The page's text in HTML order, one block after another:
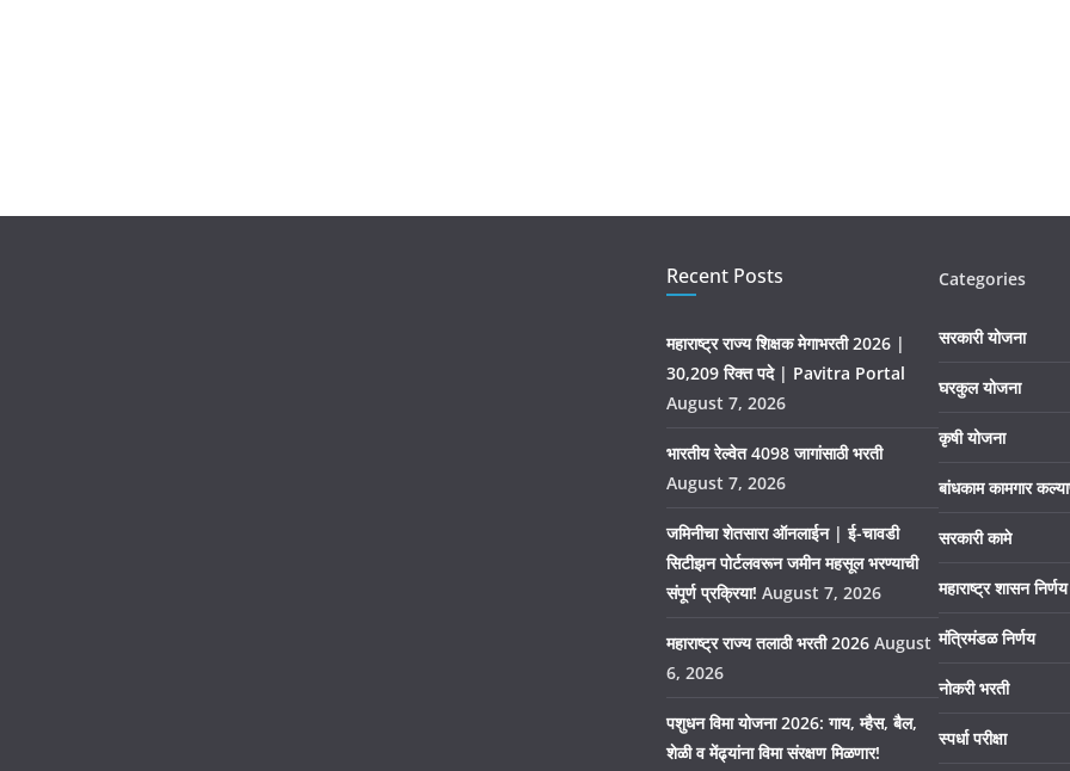
Recent Posts
महाराष्ट्र राज्य शिक्षक मेगाभरती 2026 |
30,209 रिक्त पदे | Pavitra Portal
August 7, 2026
भारतीय रेल्वेत 4098 जागांसाठी भरती
August 7, 2026
जमिनीचा शेतसारा ऑनलाईन | ई-चावडी
सिटीझन पोर्टलवरून जमीन महसूल भरण्याची
संपूर्ण प्रक्रिया! August 7, 2026
महाराष्ट्र राज्य तलाठी भरती 2026 August
6, 2026
पशुधन विमा योजना 2026: गाय, म्हैस, बैल,
शेळी व मेंढ्यांना विमा संरक्षण मिळणार!
Categories
सरकारी योजना
घरकुल योजना
कृषी योजना
बांधकाम कामगार
सरकारी कामे
महाराष्ट्र शासन
मंत्रिमंडळ निर्णय
नोकरी भरती
स्पर्धा परीक्षा